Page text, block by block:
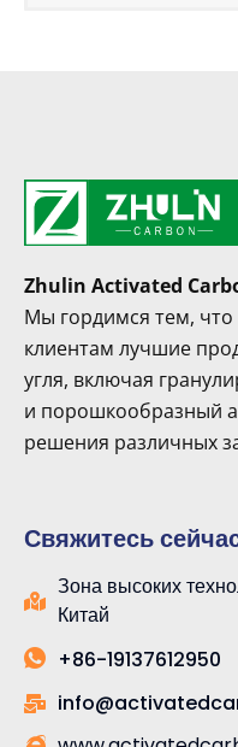
Zhulin Activated
Мы гордимся тем,
клиентам лучшие
угля, включая
и порошкообразный
решения различных
Свяжитесь
Зона высоких
Китай
+86-19137612950